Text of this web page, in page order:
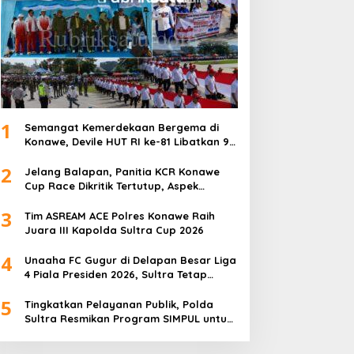
1
Semangat Kemerdekaan Bergema di
Konawe, Devile HUT RI ke-81 Libatkan 98
2
Jelang Balapan, Panitia KCR Konawe
Cup Race Dikritik Tertutup, Aspek
3
Tim ASREAM ACE Polres Konawe Raih
Juara III Kapolda Sultra Cup 2026
4
Unaaha FC Gugur di Delapan Besar Liga
4 Piala Presiden 2026, Sultra Tetap
5
Tingkatkan Pelayanan Publik, Polda
Sultra Resmikan Program SIMPUL untuk